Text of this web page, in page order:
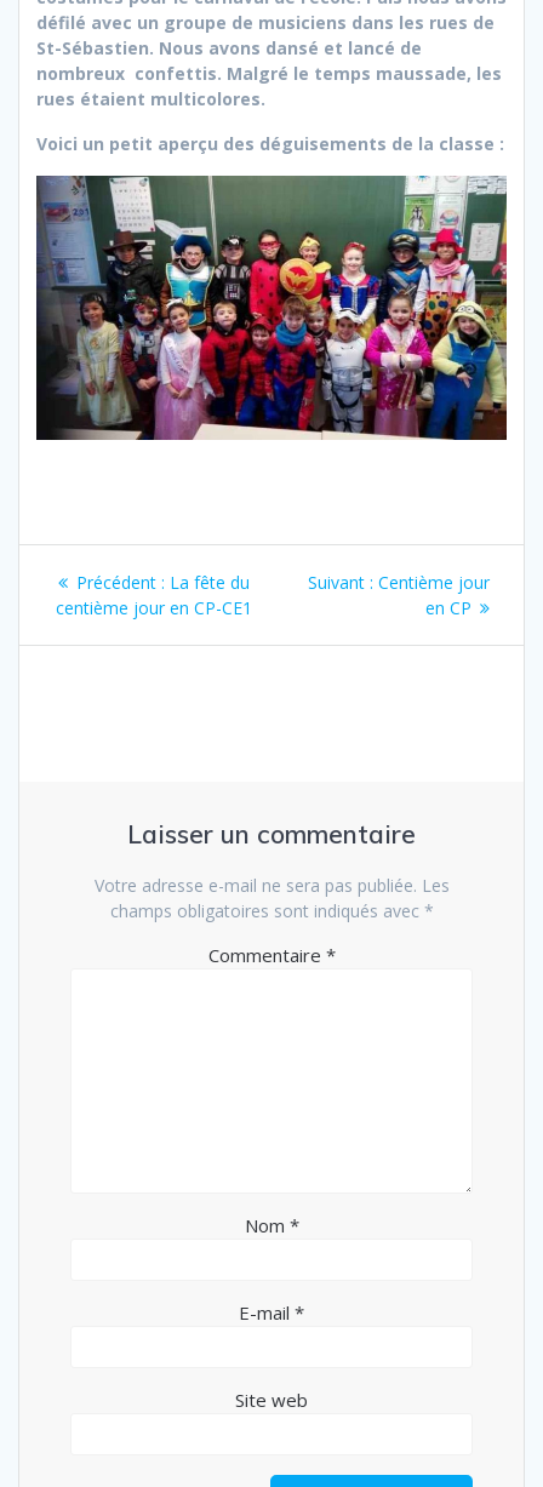
défilé avec un groupe de musiciens dans les rues de
St-Sébastien. Nous avons dansé et lancé de
nombreux confettis. Malgré le temps maussade, les
rues étaient multicolores.
Voici un petit aperçu des déguisements de la classe :
Navigation
de
Précédent : Article
précédent
La fête du
centième jour en CP-CE1
Suivant : Article
suivant
Centième jour
en CP
Laisser un commentaire
Votre adresse e-mail ne sera pas publiée. Les
champs obligatoires sont indiqués avec *
Commentaire *
Nom *
E-mail *
Site web